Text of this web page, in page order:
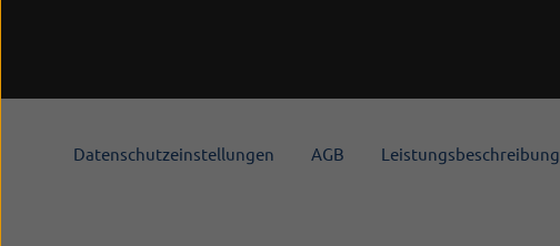
Datenschutzeinstellungen AGB Leistungsbeschreibung